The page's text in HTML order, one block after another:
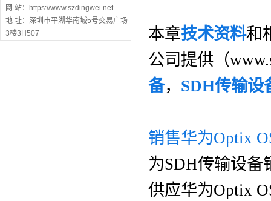
网 站：https://www.szdingwei.net
地 址：深圳市平湖华南城5号交易广场
3楼3H507
本章技术资料和
公司提供（
备， SDH传输设
销售华为Optix
为SDH传输设备
供应华为Optix